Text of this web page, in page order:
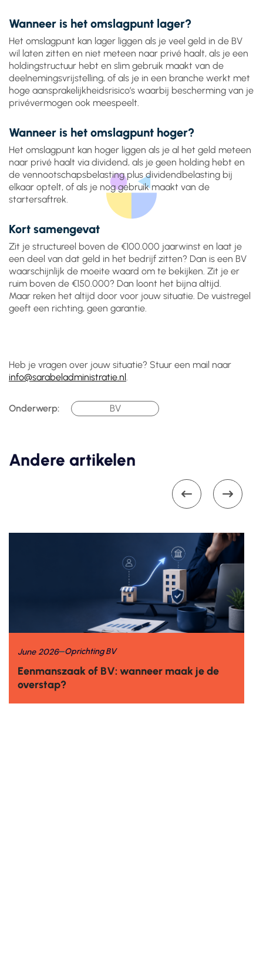
Wanneer is het omslagpunt lager?
Het omslagpunt kan lager liggen als je veel geld in de BV
wil laten zitten en niet meteen naar privé haalt, als je een
holdingstructuur hebt en slim gebruik maakt van de
deelnemingsvrijstelling, of als je in een branche werkt met
hoge aansprakelijkheidsrisico’s waarbij bescherming van je
privévermogen ook meespeelt.
Wanneer is het omslagpunt hoger?
Het omslagpunt kan hoger liggen als je al het geld meteen
naar privé haalt via dividend, als je geen holding hebt en
de vennootschapsbelasting plus dividendbelasting bij
elkaar optelt, of als je nog gebruik maakt van de
startersaftrek.
Kort samengevat
Zit je structureel boven de €100.000 jaarwinst en laat je
een deel van dat geld in het bedrijf zitten? Dan is een BV
waarschijnlijk de moeite waard om te bekijken. Zit je er
ruim boven de €150.000? Dan loont het bijna altijd.
Maar reken het altijd door voor jouw situatie. De vuistregel
geeft een richting, geen garantie.
Heb je vragen over jouw situatie? Stuur een mail naar
info@sarabeladministratie.nl
Onderwerp: BV
Andere artikelen
June 2026 Oprichting BV
Eenmanszaak of BV: wanneer maak je de
overstap?
 